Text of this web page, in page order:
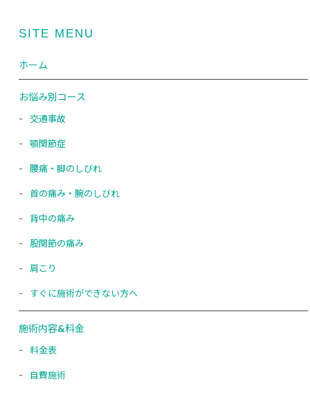
SITE MENU
ホーム
お悩み別コース
交通事故
顎関節症
腰痛・脚のしびれ
首の痛み・腕のしびれ
背中の痛み
股関節の痛み
肩こり
すぐに施術ができない方へ
施術内容&料金
料金表
自費施術